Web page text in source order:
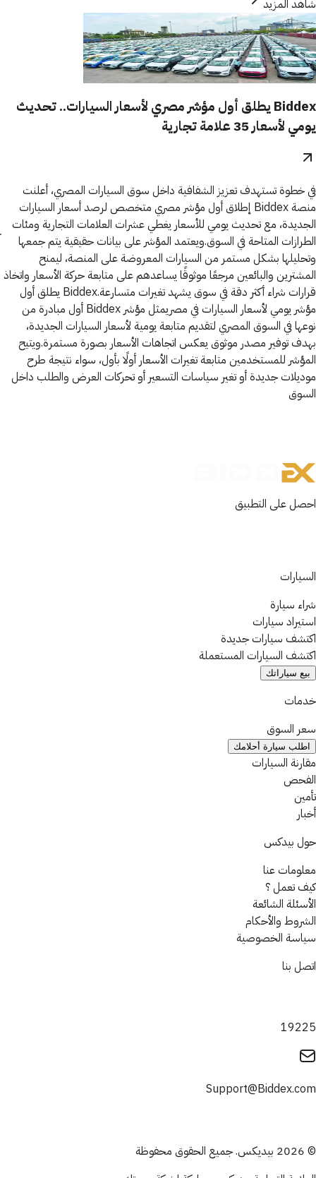
شاهد المزيد
Biddex يطلق أول مؤشر مصري لأسعار السيارات.. تحديث
يومي لأسعار 35 علامة تجارية
في خطوة تستهدف تعزيز الشفافية داخل سوق السيارات المصري، أعلنت
منصة Biddex إطلاق أول مؤشر مصري متخصص لرصد أسعار السيارات
الجديدة، مع تحديث يومي للأسعار يغطي عشرات العلامات التجارية ومئات
الطرازات المتاحة في السوق.ويعتمد المؤشر على بيانات حقيقية يتم جمعها
وتحليلها بشكل مستمر من السيارات المعروضة على المنصة، ليمنح
المشترين والبائعين مرجعًا موثوقًا يساعدهم على متابعة حركة الأسعار واتخاذ
قرارات شراء أكثر دقة في سوق يشهد تغيرات متسارعة.Biddex يطلق أول
مؤشر يومي لأسعار السيارات في مصريمثل مؤشر Biddex أول مبادرة من
نوعها في السوق المصري لتقديم متابعة يومية لأسعار السيارات الجديدة،
بهدف توفير مصدر موثوق يعكس اتجاهات الأسعار بصورة مستمرة.ويتيح
المؤشر للمستخدمين متابعة تغيرات الأسعار أولًا بأول، سواء نتيجة طرح
موديلات جديدة أو تغير سياسات التسعير أو تحركات العرض والطلب داخل
السوق
احصل على التطبيق
السيارات
شراء سيارة
استيراد سيارات
اكتشف سيارات جديدة
اكتشف السيارات المستعملة
بيع سياراتك
خدمات
سعر السوق
اطلب سيارة أحلامك
مقارنة السيارات
الفحص
تأمين
أخبار
حول بيدكس
معلومات عنا
كيف تعمل ؟
الأسئلة الشائعة
الشروط والأحكام
سياسة الخصوصية
اتصل بنا
19225
Support@Biddex.com
© 2026 بيديكس. جميع الحقوق محفوظة